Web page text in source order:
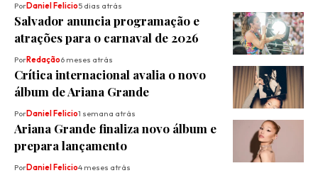
PorDaniel Felicio5 dias atrás
Salvador anuncia programação e
atrações para o carnaval de 2026
PorRedação6 meses atrás
Crítica internacional avalia o novo
álbum de Ariana Grande
PorDaniel Felicio1 semana atrás
Ariana Grande finaliza novo álbum e
prepara lançamento
PorDaniel Felicio4 meses atrás